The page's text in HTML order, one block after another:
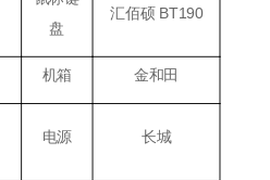
盘
汇佰硕 BT190
机箱 金和田
电源 长城